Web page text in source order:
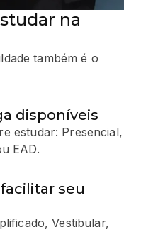
na
também é o
disponíveis
estudar: Presencial,
EAD.
seu
Vestibular,